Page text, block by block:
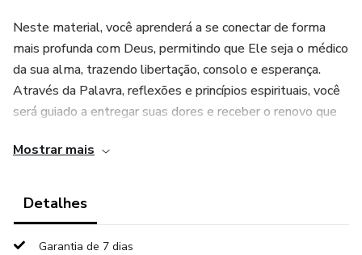
Neste material, você aprenderá a se conectar de forma
mais profunda com Deus, permitindo que Ele seja o médico
da sua alma, trazendo libertação, consolo e esperança.
Através da Palavra, reflexões e princípios espirituais, você
será guiado a entregar suas dores e receber o renovo que
passado e encontrar descanso para o coração, este eBook
Pai e experimentar a paz que excede todo entendimento.
Mostrar mais
Detalhes
Garantia de 7 dias